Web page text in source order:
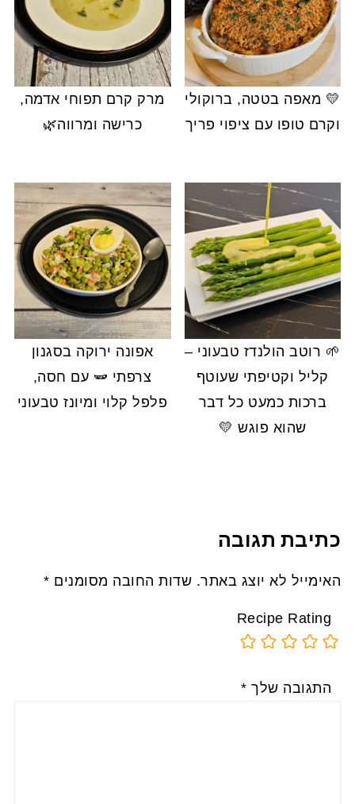
💛 מאפה בטטה, ברוקולי
וקרם טופו עם ציפוי פריך
מרק קרם תפוחי אדמה,
כרישה ומרווה🌿
🌱 רוטב הולנדז טבעוני –
קליל וקטיפתי שעוטף
ברכות כמעט כל דבר
שהוא פוגש 💛
אפונה ירוקה בסגנון
צרפתי 🫛 עם חסה,
פלפל קלוי ומיונז טבעוני
כתיבת תגובה
האימייל לא יוצג באתר. שדות החובה מסומנים *
Recipe Rating
התגובה שלך *